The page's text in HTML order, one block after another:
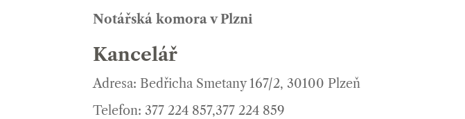
Notářská komora v Plzni
Kancelář
Adresa: Bedřicha Smetany 167/2, 30100 Plzeň
Telefon: 377 224 857,377 224 859